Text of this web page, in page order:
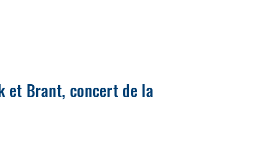
et Brant, concert de la